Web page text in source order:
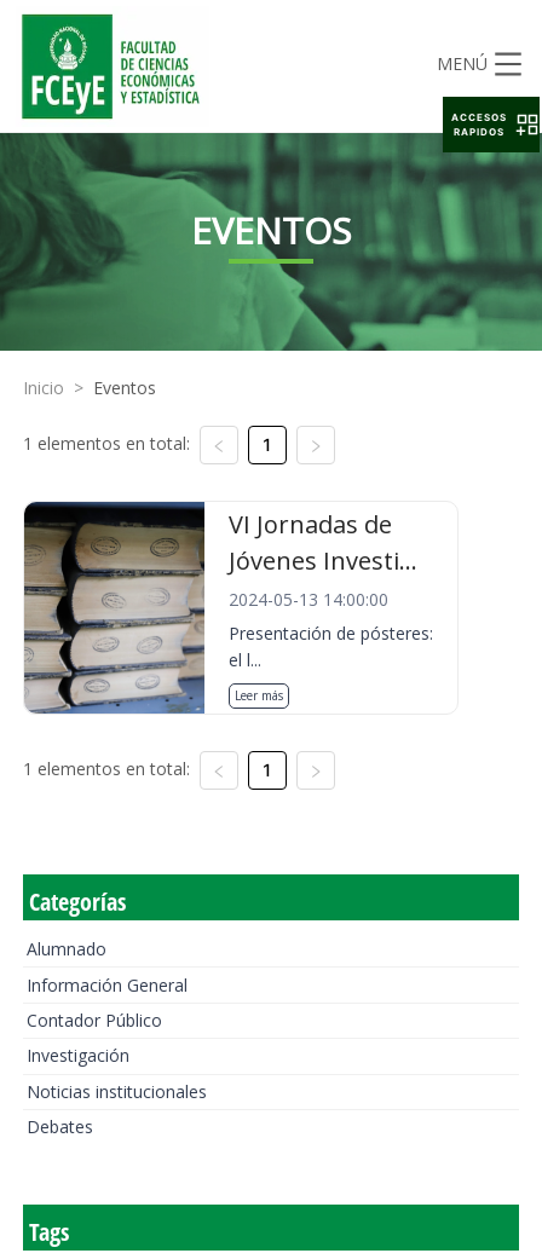
MENÚ
EVENTOS
Inicio > Eventos
1 elementos en total: 1
VI Jornadas de
Jóvenes Investi...
2024-05-13 14:00:00
Presentación de pósteres:
el l...
Leer más
1 elementos en total: 1
Categorías
Alumnado
Información General
Contador Público
Investigación
Noticias institucionales
Debates
Tags
ACCESOS
RAPIDOS